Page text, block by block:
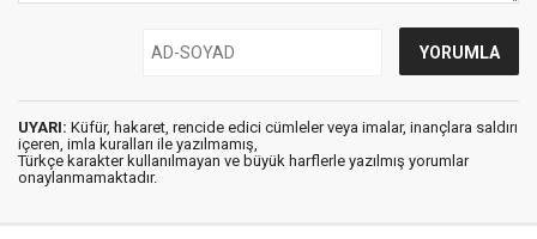
UYARI: Küfür, hakaret, rencide edici cümleler veya imalar, inançlara saldırı
içeren, imla kuralları ile yazılmamış,
Türkçe karakter kullanılmayan ve büyük harflerle yazılmış yorumlar
onaylanmamaktadır.